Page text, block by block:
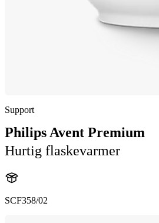
Support
Philips Avent Premium
Hurtig flaskevarmer
SCF358/02